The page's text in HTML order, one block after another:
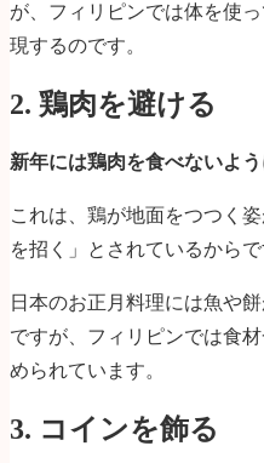
が、フィリピンでは体を使
現するのです。
2. 鶏肉を避ける
新年には鶏肉を食べないよう
これは、鶏が地面をつつく
を招く」とされているからで
日本のお正月料理には魚や
ですが、フィリピンでは食
められています。
3. コインを飾る